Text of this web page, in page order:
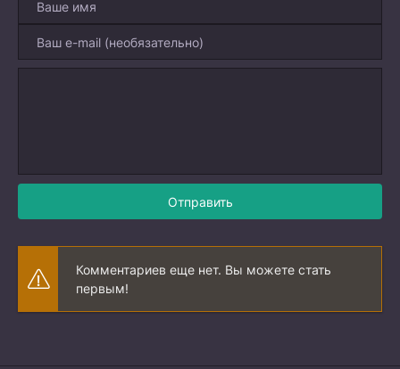
Отправить
Комментариев еще нет. Вы можете стать
первым!